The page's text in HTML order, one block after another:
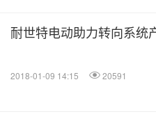
耐世特电动助力转向系统
2018-01-09 14:15 20591